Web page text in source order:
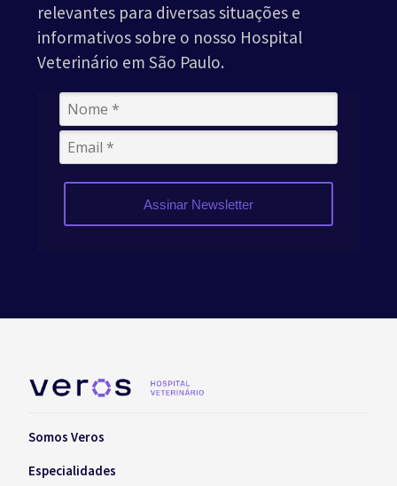
relevantes para diversas situações e
informativos sobre o nosso Hospital
Veterinário em São Paulo.
Assinar Newsletter
Somos Veros
Especialidades